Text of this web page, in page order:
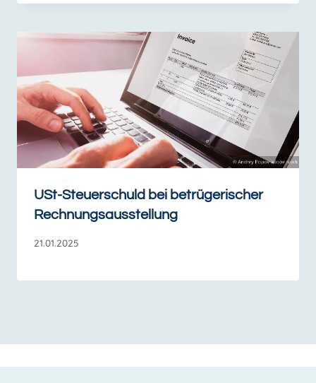
USt-Steuerschuld bei betrügerischer
Rechnungsausstellung
21.01.2025